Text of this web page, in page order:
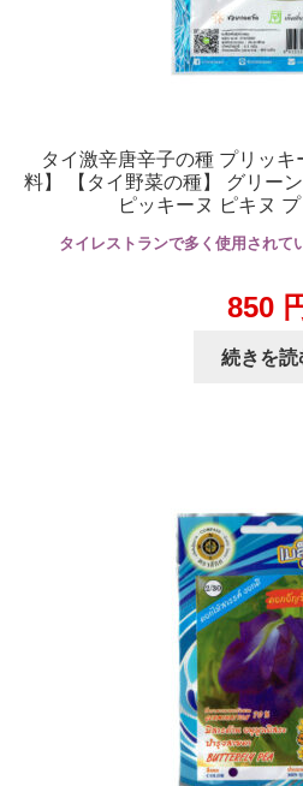
タイ激辛唐辛子の種 プリッ
料】 【タイ野菜の種】 グリー
ピッキーヌ ピキヌ
タイレストランで多く使用されて
850
続きを読